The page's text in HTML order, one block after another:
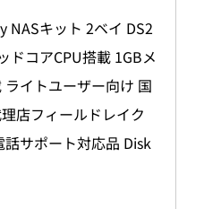
NASキット 2ベイ DS2
ドコアCPU搭載 1GBメ
ライトユーザー向け 国
店フィールドレイク
話サポート対応品 Disk